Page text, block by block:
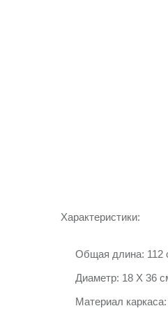
Характеристики:
Общая длина: 112
Диаметр: 18 Х 36
Материал